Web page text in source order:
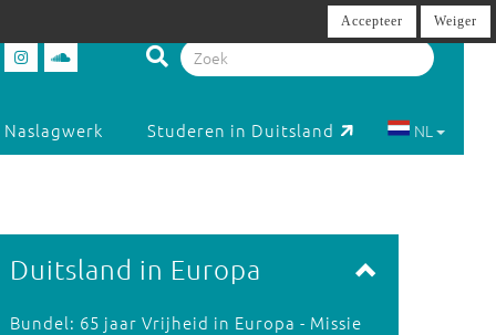
Naslagwerk Studeren in Duitsland NL
Duitsland in Europa
Bundel: 65 jaar Vrijheid in Europa - Missie
Accepteer Weiger